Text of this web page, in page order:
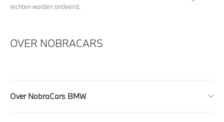
rechten worden ontleend.
OVER NOBRACARS
Over NobraCars BMW